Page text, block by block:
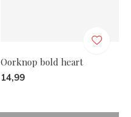
Oorknop bold heart
14,99